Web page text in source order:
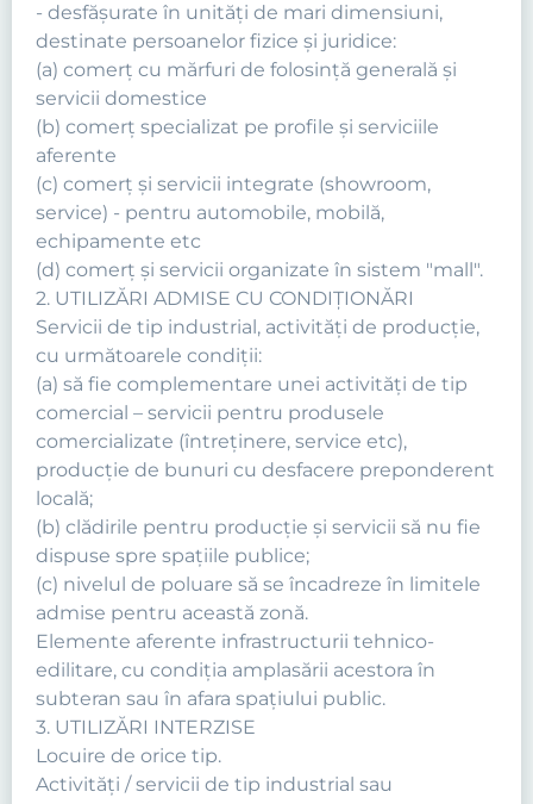
- desfăşurate în unităţi de mari dimensiuni,
destinate persoanelor fizice şi juridice:
(a) comerţ cu mărfuri de folosinţă generală şi
servicii domestice
(b) comerţ specializat pe profile şi serviciile
aferente
(c) comerţ şi servicii integrate (showroom,
service) - pentru automobile, mobilă,
echipamente etc
(d) comerţ şi servicii organizate în sistem "mall".
2. UTILIZĂRI ADMISE CU CONDIŢIONĂRI
Servicii de tip industrial, activităţi de producţie,
cu următoarele condiţii:
(a) să fie complementare unei activităţi de tip
comercial – servicii pentru produsele
comercializate (întreţinere, service etc),
producţie de bunuri cu desfacere preponderent
locală;
(b) clădirile pentru producţie şi servicii să nu fie
dispuse spre spaţiile publice;
(c) nivelul de poluare să se încadreze în limitele
admise pentru această zonă.
Elemente aferente infrastructurii tehnico-
edilitare, cu condiţia amplasării acestora în
subteran sau în afara spaţiului public.
3. UTILIZĂRI INTERZISE
Locuire de orice tip.
Activităţi / servicii de tip industrial sau